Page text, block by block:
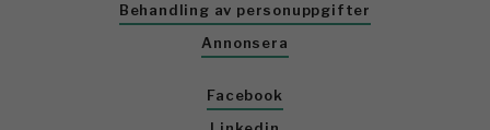
Behandling av personuppgifter
Annonsera
Facebook